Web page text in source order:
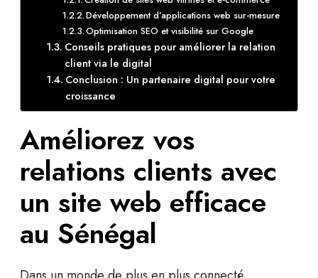
Développement d’applications web sur-mesure
Optimisation SEO et visibilité sur Google
Conseils pratiques pour améliorer la relation
client via le digital
Conclusion : Un partenaire digital pour votre
croissance
Améliorez vos
relations clients avec
un site web efficace
au Sénégal